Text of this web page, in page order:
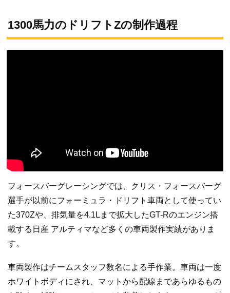
1300馬力のドリフトZの制作過程
フォースバーグレーシングでは、クリス・フォースバーグ
選手が以前にフォーミュラ・ドリフト車両として使ってい
た370Zや、排気量を4.1Lまで拡大したGT-Rのエンジン搭
載する日産 アルティマなど多くの車両製作実績がありま
す。
車両製作はチームスタッフ数名による手作業。車両は一度
ホワイトボディにされ、マットから配線まであらゆるもの